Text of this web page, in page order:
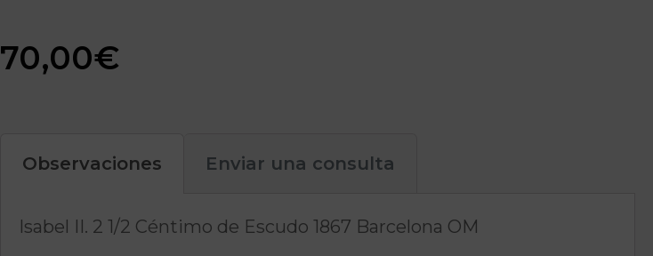
70,00€
Observaciones Enviar una consulta
Isabel II. 2 1/2 Céntimo de Escudo 1867 Barcelona OM